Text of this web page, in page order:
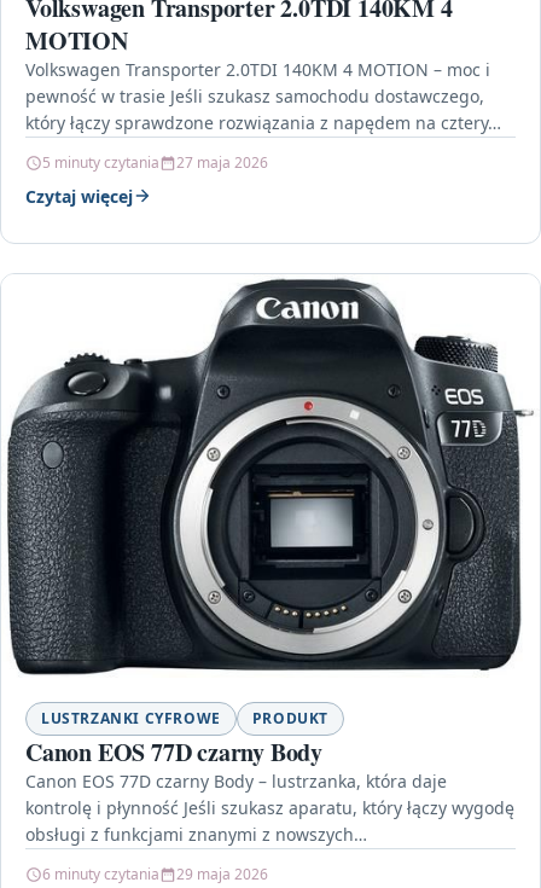
Volkswagen Transporter 2.0TDI 140KM 4
MOTION
Volkswagen Transporter 2.0TDI 140KM 4 MOTION – moc i
pewność w trasie Jeśli szukasz samochodu dostawczego,
który łączy sprawdzone rozwiązania z napędem na cztery…
5 minuty czytania 27 maja 2026
Czytaj więcej
LUSTRZANKI CYFROWE PRODUKT
Canon EOS 77D czarny Body
Canon EOS 77D czarny Body – lustrzanka, która daje
kontrolę i płynność Jeśli szukasz aparatu, który łączy wygodę
obsługi z funkcjami znanymi z nowszych…
6 minuty czytania 29 maja 2026